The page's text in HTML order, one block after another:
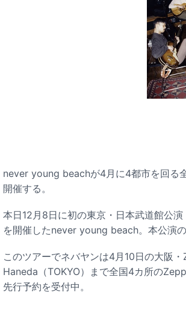
never young beachが4月に4都市を回
開催する。
本日12月8日に初の東京・日本武道館公
を開催したnever young beach。本公演
このツアーでネバヤンは4月10日の大阪
Haneda（TOKYO）まで全国4カ所の
先行予約を受付中。